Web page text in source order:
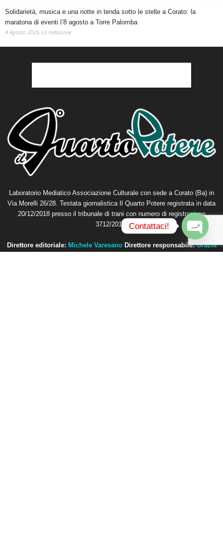
Solidarietà, musica e una notte in tenda sotto le stelle a Corato: la
maratona di eventi l’8 agosto a Torre Palomba
4 Agosto 2026 La redazione
Laboratorio Mediatico Associazione Culturale con sede a Corato (Ba) in
Via Morelli 26/28. Testata giornalistica Il Quarto Potere registrata in data
20/12/2018 presso il tribunale di trani con numero di registrazione
3712/2018.
Direttore editoriale: Michele Varesano Direttore responsabile:Grazia
Contattaci!
O